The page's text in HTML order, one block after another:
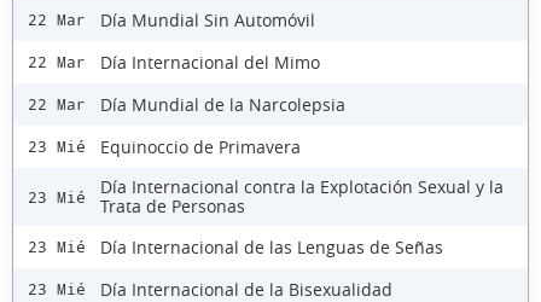
22 Mar Día Mundial Sin Automóvil
22 Mar Día Internacional del Mimo
22 Mar Día Mundial de la Narcolepsia
23 Mié Equinoccio de Primavera
23 Mié
Día Internacional contra la Explotación Sexual y la
Trata de Personas
23 Mié Día Internacional de las Lenguas de Señas
23 Mié Día Internacional de la Bisexualidad